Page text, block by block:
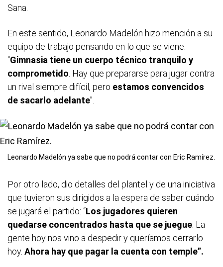
Sana.
En este sentido, Leonardo Madelón hizo mención a su
equipo de trabajo pensando en lo que se viene:
“Gimnasia tiene un cuerpo técnico tranquilo y
comprometido . Hay que prepararse para jugar contra
un rival siempre difícil, pero estamos convencidos
de sacarlo adelante”.
Leonardo Madelón ya sabe que no podrá contar con Eric Ramírez.
Por otro lado, dio detalles del plantel y de una iniciativa
que tuvieron sus dirigidos a la espera de saber cuándo
se jugará el partido: “Los jugadores quieren
quedarse concentrados hasta que se juegue . La
gente hoy nos vino a despedir y queríamos cerrarlo
hoy. Ahora hay que pagar la cuenta con temple”.